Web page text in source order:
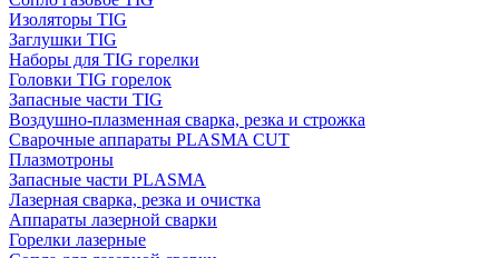
Изоляторы TIG
Заглушки TIG
Наборы для TIG горелки
Головки TIG горелок
Запасные части TIG
Воздушно-плазменная сварка, резка и строжка
Сварочные аппараты PLASMA CUT
Плазмотроны
Запасные части PLASMA
Лазерная сварка, резка и очистка
Аппараты лазерной сварки
Горелки лазерные